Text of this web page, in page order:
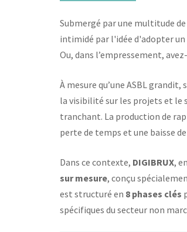
Submergé par une multitude
intimidé par l'idée d'adopter un
Ou, dans l’empressement,
À mesure qu’une ASBL
la visibilité sur les projets et le
tranchant. La production de
perte de temps et une baisse
Dans ce contexte, DIGIBRUX,
sur mesure, conçu
est structuré en 8 phases clés
spécifiques du secteur non